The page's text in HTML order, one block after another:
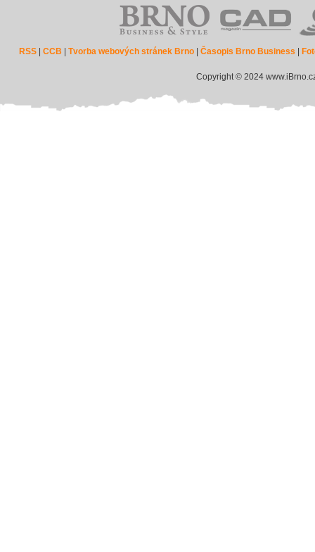
RSS |CCB |Tvorba webových stránek Brno |Časopis Brno Business
Copyright © 2024